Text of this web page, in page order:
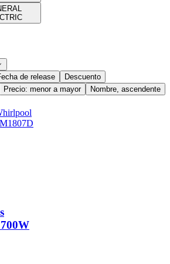
de release
Descuento
Precio: menor a mayor
Nombre, ascendente